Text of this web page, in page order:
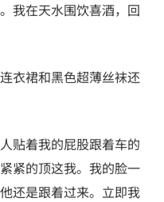
我在天水围饮喜酒，回
衣裙和黑色超薄丝袜还
贴着我的屁股跟着车的
紧的顶这我。我的脸一
还是跟着过来。立即我